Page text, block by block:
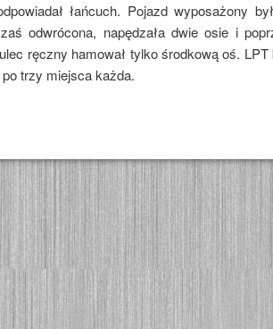
łańcuch. Pojazd wyposażony
odwrócona, napędzała dwie osie i
ręczny hamował tylko środkową oś.
trzy miejsca każda.